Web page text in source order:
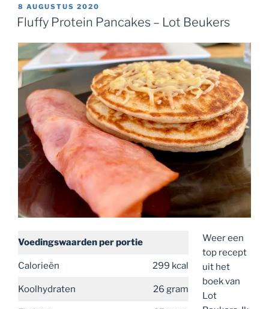
GEPLAATST
OP
8 AUGUSTUS 2020
Fluffy Protein Pancakes – Lot Beukers
Voedingswaardenper portie
Calorieën 299 kcal
Koolhydraten 26 gram
Weer een
top recept
uit het
boek van
Lot